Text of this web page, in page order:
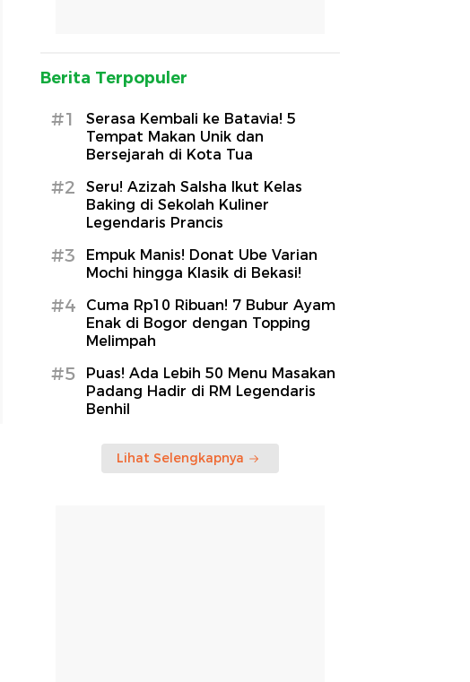
Berita Terpopuler
#1
Serasa Kembali ke Batavia! 5
Tempat Makan Unik dan
Bersejarah di Kota Tua
#2
Seru! Azizah Salsha Ikut Kelas
Baking di Sekolah Kuliner
Legendaris Prancis
#3
Empuk Manis! Donat Ube Varian
Mochi hingga Klasik di Bekasi!
#4
Cuma Rp10 Ribuan! 7 Bubur Ayam
Enak di Bogor dengan Topping
Melimpah
#5
Puas! Ada Lebih 50 Menu Masakan
Padang Hadir di RM Legendaris
Benhil
Lihat Selengkapnya